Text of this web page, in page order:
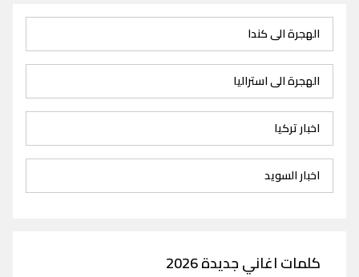
الهجرة الى كندا
الهجرة الى استراليا
اخبار تركيا
اخبار السويد
كلمات اغاني جديدة 2026